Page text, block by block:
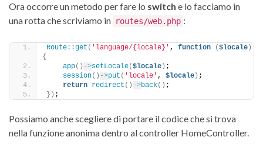
Ora occorre un metodo per fare lo switch e lo facciamo in
una rotta che scriviamo in routes/web.php :
Route::get ( 'language/{locale}' , function ($locale )
{
app() ->setLocale($locale ) ;
session() ->put ( 'locale' , $locale ) ;
return redirect () ->back() ;
}) ;
Possiamo anche scegliere di portare il codice che si trova
nella funzione anonima dentro al controller HomeController.